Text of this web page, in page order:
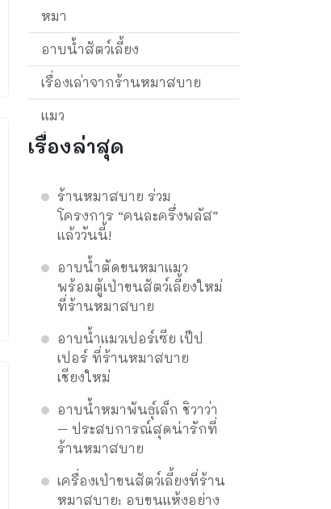
หมา
อาบน้ำสัตว์เลี้ยง
เรื่องเล่าจากร้านหมาสบาย
แมว
เรื่องล่าสุด
ร้านหมาสบาย ร่วม
โครงการ “คนละครึ่งพลัส”
แล้ววันนี้!
อาบน้ำตัดขนหมาแมว
พร้อมตู้เป่าขนสัตว์เลี้ยงใหม่
ที่ร้านหมาสบาย
อาบน้ำแมวเปอร์เซีย เป๊ป
เปอร์ ที่ร้านหมาสบาย
เชียงใหม่
อาบน้ำหมาพันธุ์เล็ก ชิวาว่า
– ประสบการณ์สุดน่ารักที่
ร้านหมาสบาย
เครื่องเป่าขนสัตว์เลี้ยงที่ร้าน
หมาสบาย: อบขนแห้งอย่าง